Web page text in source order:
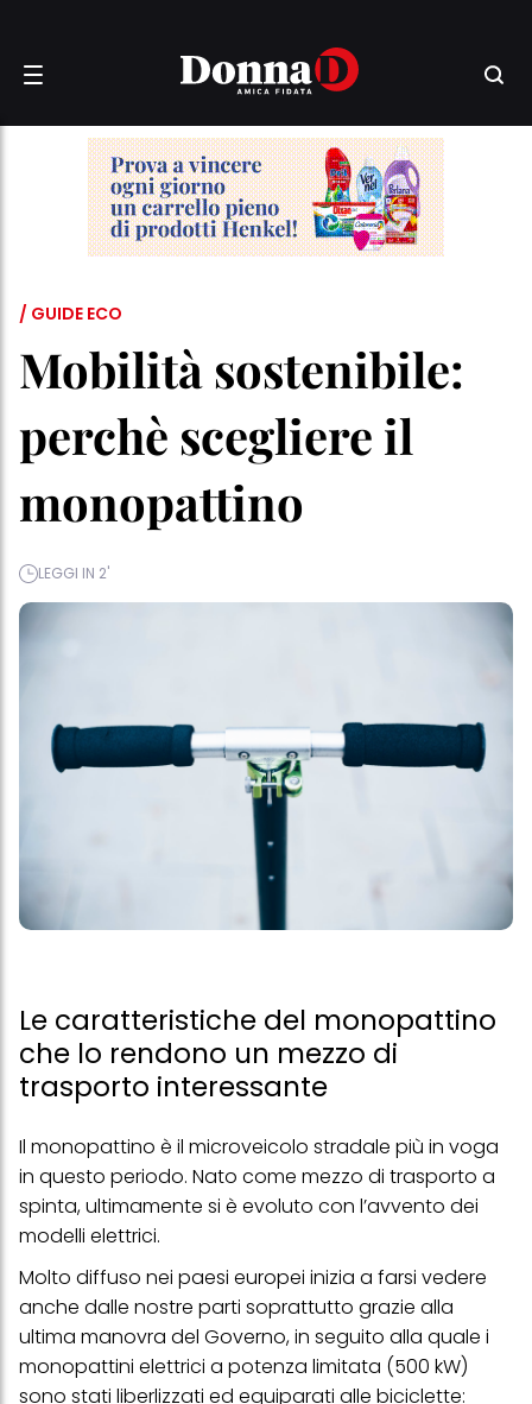
/ GUIDE ECO
Mobilità sostenibile:
perchè scegliere il
monopattino
LEGGI IN 2'
Le caratteristiche del monopattino
che lo rendono un mezzo di
trasporto interessante
Il monopattino è il microveicolo stradale più in voga
in questo periodo. Nato come mezzo di trasporto a
spinta, ultimamente si è evoluto con l’avvento dei
modelli elettrici.
Molto diffuso nei paesi europei inizia a farsi vedere
anche dalle nostre parti soprattutto grazie alla
ultima manovra del Governo, in seguito alla quale i
monopattini elettrici a potenza limitata (500 kW)
sono stati liberlizzati ed equiparati alle biciclette: